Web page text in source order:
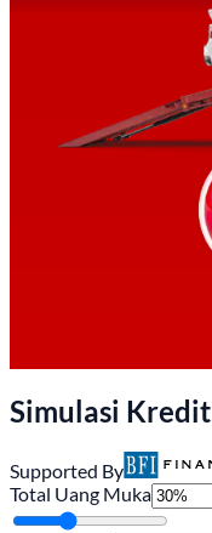
Simulasi Kredit
Supported By
Total Uang Muka